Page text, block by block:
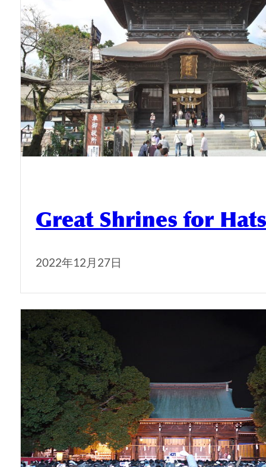
Great Shrines for
2022年12月27日